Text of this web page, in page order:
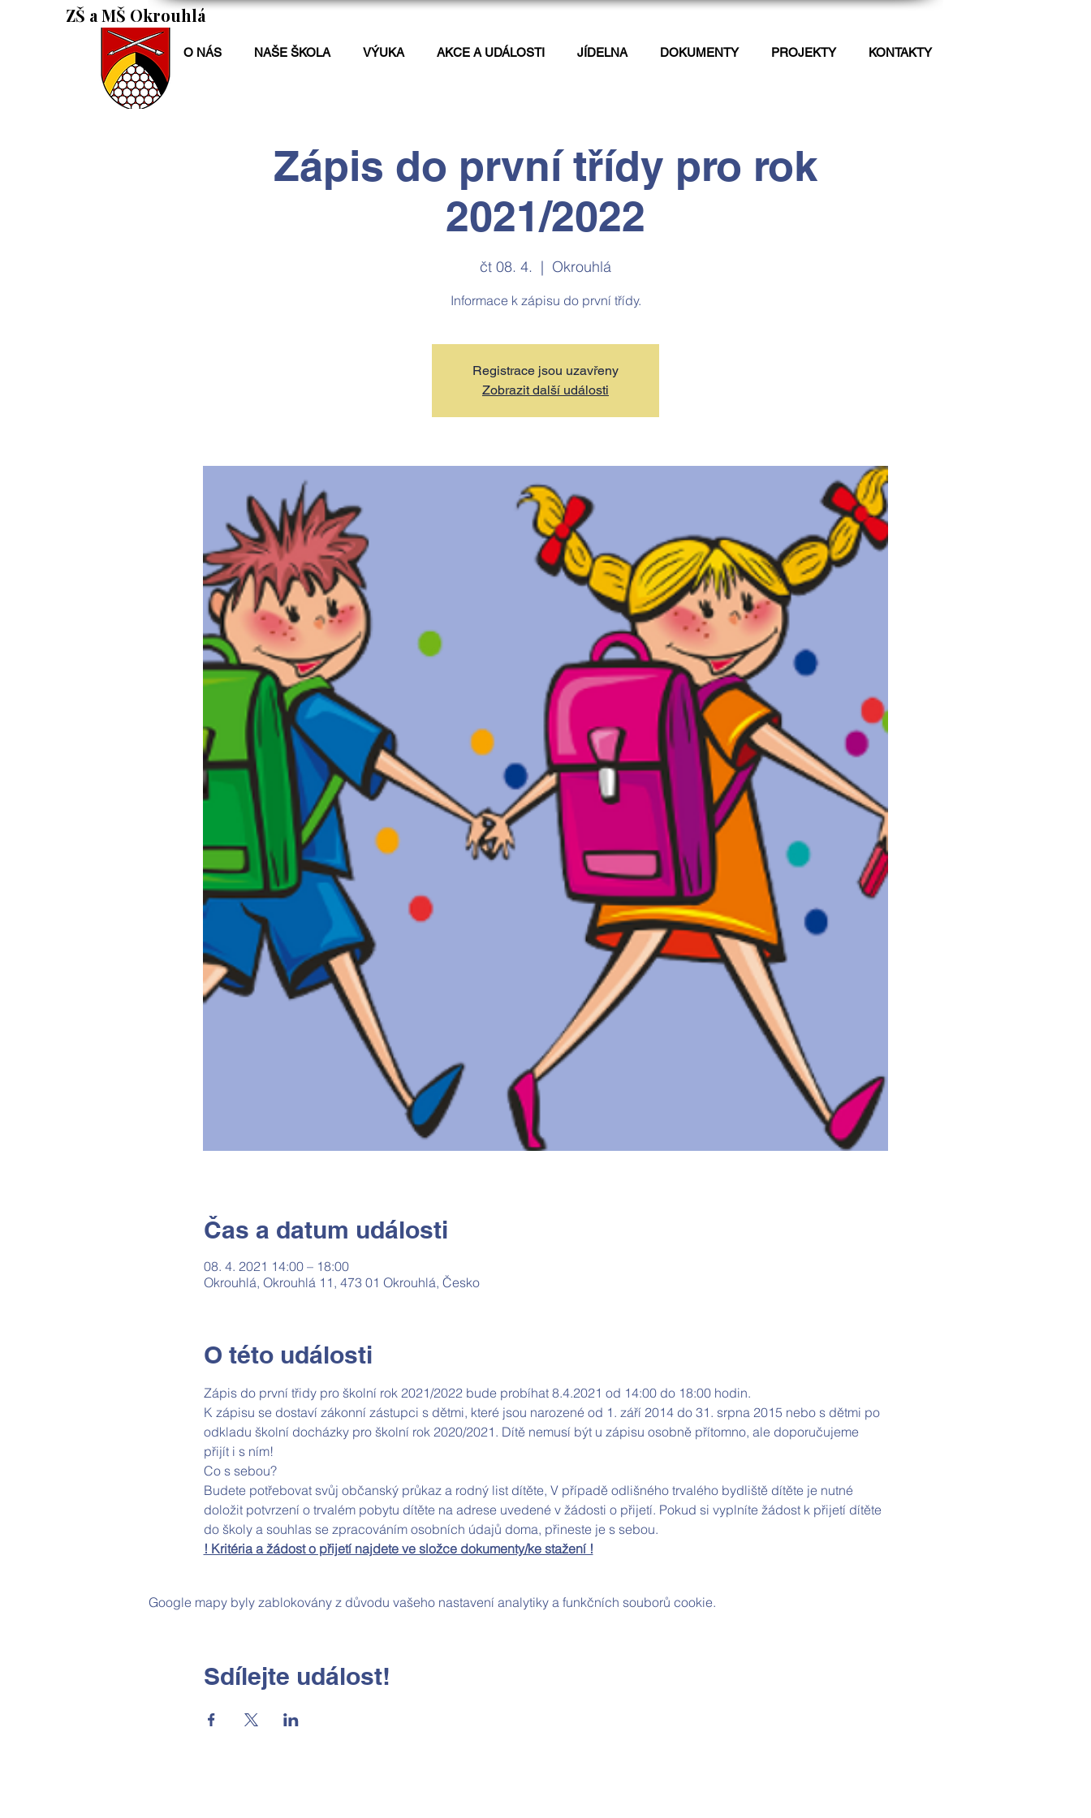
ZŠ a MŠ Okrouhlá
O NÁS NAŠE ŠKOLA VÝUKA AKCE A UDÁLOSTI JÍDELNA DOKUMENTY PROJEKTY KONTAKTY
Zápis do první třídy pro rok
2021/2022
čt 08. 4.
  |
Okrouhlá
Informace k zápisu do první třídy.
Registrace jsou uzavřeny
Zobrazit další události
Čas a datum události
08. 4. 2021 14:00 – 18:00
Okrouhlá, Okrouhlá 11, 473 01 Okrouhlá, Česko
O této události
Zápis do první třidy pro školní rok 2021/2022 bude probíhat 8.4.2021 od 14:00 do 18:00 hodin.
K zápisu se dostaví zákonní zástupci s dětmi, které jsou narozené od 1. září 2014 do 31. srpna 2015 nebo s dětmi po
odkladu školní docházky pro školní rok 2020/2021. Dítě nemusí být u zápisu osobně přítomno, ale doporučujeme
přijít i s ním!
Co s sebou?
Budete potřebovat svůj občanský průkaz a rodný list dítěte, V případě odlišného trvalého bydliště dítěte je nutné
doložit potvrzení o trvalém pobytu dítěte na adrese uvedené v žádosti o přijetí. Pokud si vyplníte žádost k přijetí dítěte
do školy a souhlas se zpracováním osobních údajů doma, přineste je s sebou.
! Kritéria a žádost o přijetí najdete ve složce dokumenty/ke stažení !
Google mapy byly zablokovány z důvodu vašeho nastavení analytiky a funkčních souborů cookie.
Sdílejte událost!